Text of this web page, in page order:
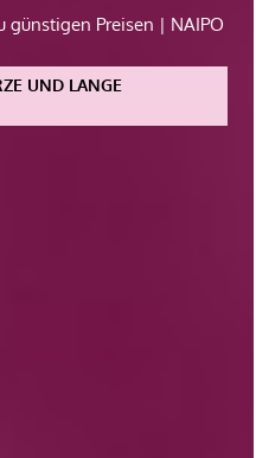
günstigen Preisen | NAIPO
UND LANGE